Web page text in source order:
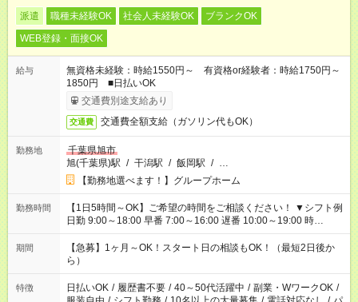
派遣 職種未経験OK 社会人未経験OK
ブランクOK
WEB登録・面接OK
給与
無資格未経験：時給1550円～ 有資格or経験者：時給1750円～
1850円 ■日払いOK
交通費別途支給あり
交通費 交通費全額支給（ガソリン代もOK）
勤務地
千葉県旭市
旭(千葉県)駅 / 干潟駅 / 飯岡駅 / …
【勤務地選べます！】グループホーム
勤務時間
【1日5時間～OK】ご希望の時間をご相談ください！ ▼シフト例
日勤 9:00～18:00 早番 7:00～16:00 遅番 10:00～19:00 時
短 10:00～15:00 上記はあくまで一例です。 「夕方までには帰宅
しておきたい」 「朝はゆっくりのスタートがいい」 「お昼の時
間を有効に使いたい」 など、ご希望があれば教えてください
ね。
期間
【急募】1ヶ月～OK！スタート日の相談もOK！（最短2日後か
ら）
特徴 日払いOK / 履歴書不要 / 40～50代活躍中 / 副業・WワークOK /